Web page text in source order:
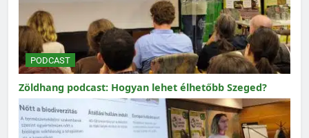
PODCAST
Zöldhang podcast: Hogyan lehet élhetőbb Szeged?